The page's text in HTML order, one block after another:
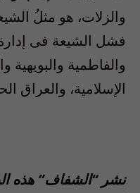
والزلات، هو مثلُ
فشل الشيعة فى إدارة
والفاطمية والبويهية
الإسلامية، والعراق